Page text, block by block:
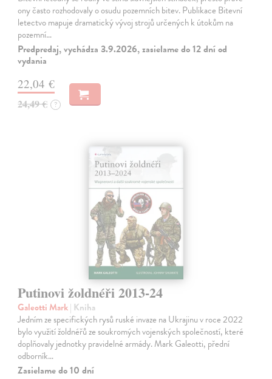
ony často rozhodovaly o osudu pozemních bitev. Publikace Bitevní
letectvo mapuje dramatický vývoj strojů určených k útokům na
pozemní…
Predpredaj, vychádza 3.9.2026, zasielame do 12 dní od
vydania
22,04 €
24,49 € ?
Putinovi žoldnéři 2013-24
Galeotti Mark| Kniha
Jedním ze specifických rysů ruské invaze na Ukrajinu v roce 2022
bylo využití žoldnéřů ze soukromých vojenských společností, které
doplňovaly jednotky pravidelné armády. Mark Galeotti, přední
odborník…
Zasielame do 10 dní